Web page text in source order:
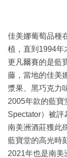
佳美娜葡萄品種
植，直到1994年
更凡爾賽的是藍
藤，當地的佳美
漿果、黑巧克力
2005年款的藍寶
Spectator）被
南美洲酒莊獲此
藍寶堂的高光時
2021年也是南美